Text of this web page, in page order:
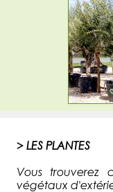
> LES PLANTES
Vous
végétaux